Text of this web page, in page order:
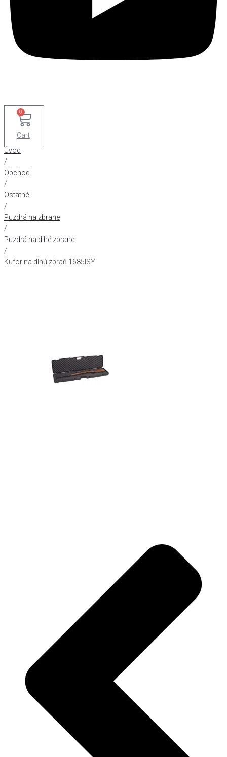
0
Cart
Úvod
/
Obchod
/
Ostatné
/
Puzdrá na zbrane
/
Puzdrá na dlhé zbrane
/
Kufor na dlhú zbraň 1685ISY